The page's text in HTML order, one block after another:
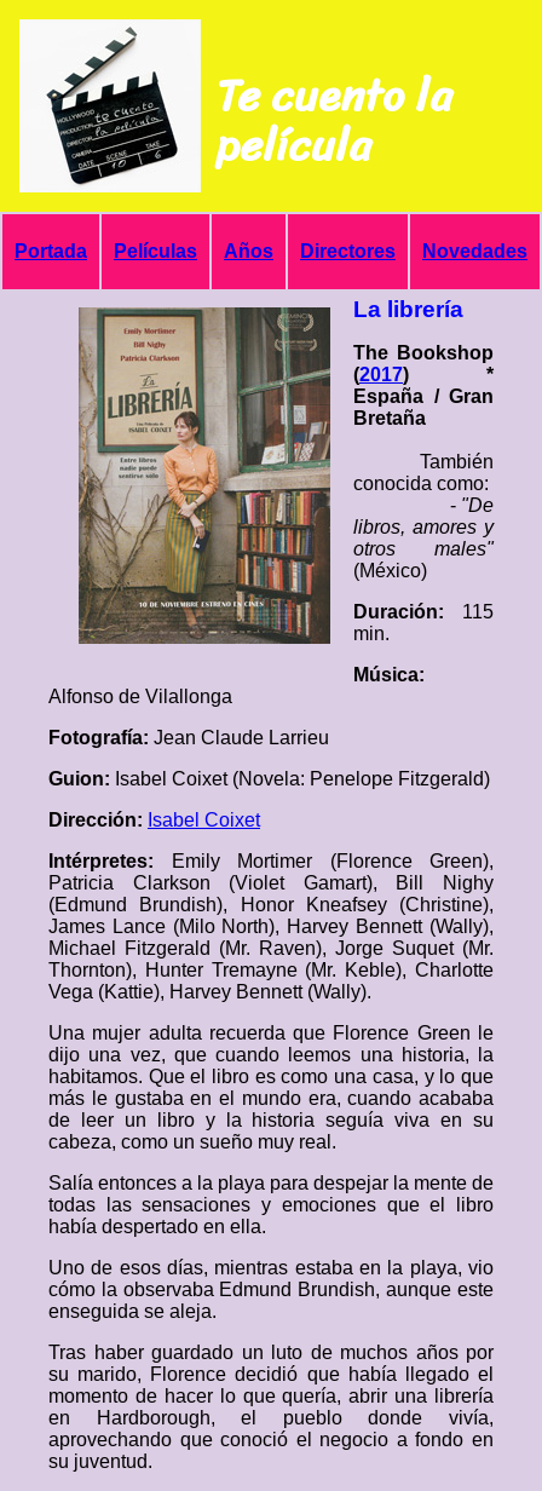
Te cuento la
película
Portada Películas Años Directores Novedades
La librería
The Bookshop
(2017) *
España / Gran
Bretaña
También
conocida como:
- "De
libros, amores y
otros males"
(México)
Duración: 115
min.
Música:
Alfonso de Vilallonga
Fotografía: Jean Claude Larrieu
Guion: Isabel Coixet (Novela: Penelope Fitzgerald)
Dirección: Isabel Coixet
Intérpretes:
Emily Mortimer (Florence Green),
Patricia Clarkson (Violet Gamart), Bill Nighy
(Edmund Brundish), Honor Kneafsey (Christine),
James Lance (Milo North), Harvey Bennett (Wally),
Michael Fitzgerald (Mr. Raven), Jorge Suquet (Mr.
Thornton), Hunter Tremayne (Mr. Keble), Charlotte
Vega (Kattie), Harvey Bennett (Wally).
Una mujer adulta recuerda que Florence Green le
dijo una vez, que cuando leemos una historia, la
habitamos. Que el libro es como una casa, y lo que
más le gustaba en el mundo era, cuando acababa
de leer un libro y la historia seguía viva en su
cabeza, como un sueño muy real.
Salía entonces a la playa para despejar la mente de
todas las sensaciones y emociones que el libro
había despertado en ella.
Uno de esos días, mientras estaba en la playa, vio
cómo la observaba Edmund Brundish, aunque este
enseguida se aleja.
Tras haber guardado un luto de muchos años por
su marido, Florence decidió que había llegado el
momento de hacer lo que quería, abrir una librería
en Hardborough, el pueblo donde vivía,
aprovechando que conoció el negocio a fondo en
su juventud.